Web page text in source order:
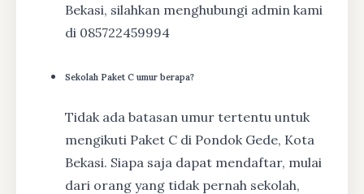
Bekasi, silahkan menghubungi admin kami
di 085722459994
Sekolah Paket C umur berapa?
Tidak ada batasan umur tertentu untuk
mengikuti Paket C di Pondok Gede, Kota
Bekasi. Siapa saja dapat mendaftar, mulai
dari orang yang tidak pernah sekolah,